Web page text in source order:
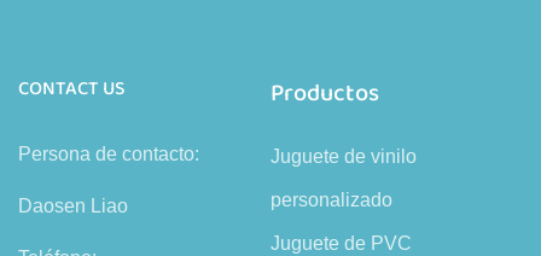
CONTACT US
Persona de contacto:
Daosen Liao
Productos
Juguete de vinilo
personalizado
Juguete de PVC